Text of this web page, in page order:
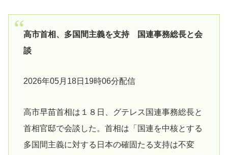
高市首相、多国間主義を支持 国連事務総長と会
談
2026年05月18日19時06分配信
高市早苗首相は１８日、グテレス国連事務総長と
首相官邸で会談した。首相は「国連を中核とする
多国間主義に対する日本の確固たる支持は不変